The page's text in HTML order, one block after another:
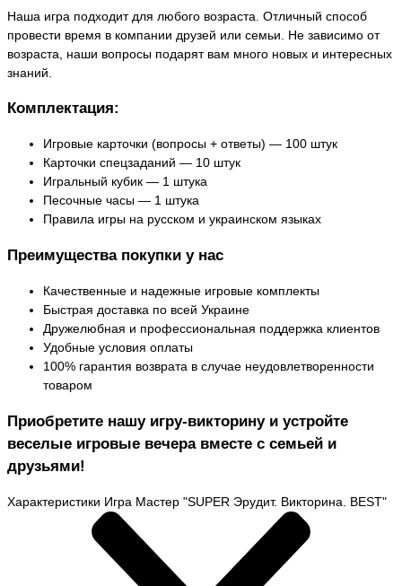
Наша игра подходит для любого возраста. Отличный способ
провести время в компании друзей или семьи. Не зависимо от
возраста, наши вопросы подарят вам много новых и интересных
знаний.
Комплектация:
Игровые карточки (вопросы + ответы) — 100 штук
Карточки спецзаданий — 10 штук
Игральный кубик — 1 штука
Песочные часы — 1 штука
Правила игры на русском и украинском языках
Преимущества покупки у нас
Качественные и надежные игровые комплекты
Быстрая доставка по всей Украине
Дружелюбная и профессиональная поддержка клиентов
Удобные условия оплаты
100% гарантия возврата в случае неудовлетворенности
товаром
Приобретите нашу игру-викторину и устройте
веселые игровые вечера вместе с семьей и
друзьями!
Характеристики Игра Мастер "SUPER Эрудит. Викторина. BEST"